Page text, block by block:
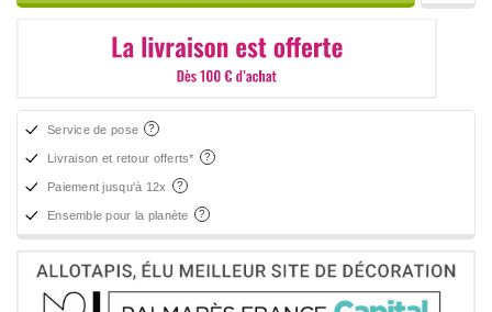
Service de pose
Livraison et retour offerts*
Paiement jusqu'à 12x
Ensemble pour la planète